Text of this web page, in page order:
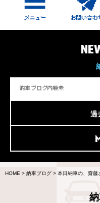
過
HOME > 納車ブログ > 本日納車の、齋藤